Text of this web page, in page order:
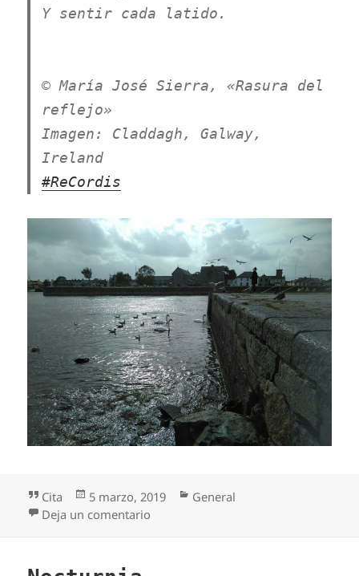
Y sentir cada latido.
© María José Sierra, «Rasura del
reflejo»
Imagen: Claddagh, Galway,
Ireland
#ReCordis
Formato
Cita
Publicado
el
5 marzo, 2019 Categorías
General
Deja un comentario